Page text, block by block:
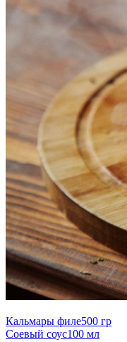
Кальмары филе500 гр
Соевый соус100 мл